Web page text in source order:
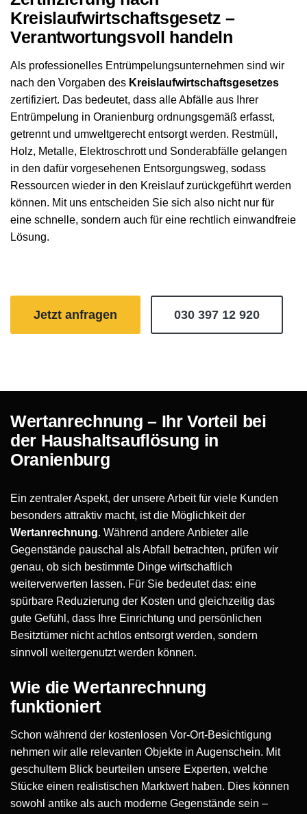
Kreislaufwirtschaftsgesetz –
Verantwortungsvoll handeln
Als professionelles Entrümpelungsunternehmen sind wir
nach den Vorgaben des Kreislaufwirtschaftsgesetzes
zertifiziert. Das bedeutet, dass alle Abfälle aus Ihrer
Entrümpelung in Oranienburg ordnungsgemäß erfasst,
getrennt und umweltgerecht entsorgt werden. Restmüll,
Holz, Metalle, Elektroschrott und Sonderabfälle gelangen
in den dafür vorgesehenen Entsorgungsweg, sodass
Ressourcen wieder in den Kreislauf zurückgeführt werden
können. Mit uns entscheiden Sie sich also nicht nur für
eine schnelle, sondern auch für eine rechtlich einwandfreie
Lösung.
Jetzt anfragen 030 397 12 920
Wertanrechnung – Ihr Vorteil bei
der Haushaltsauflösung in
Oranienburg
Ein zentraler Aspekt, der unsere Arbeit für viele Kunden
besonders attraktiv macht, ist die Möglichkeit der
Wertanrechnung. Während andere Anbieter alle
Gegenstände pauschal als Abfall betrachten, prüfen wir
genau, ob sich bestimmte Dinge wirtschaftlich
weiterverwerten lassen. Für Sie bedeutet das: eine
spürbare Reduzierung der Kosten und gleichzeitig das
gute Gefühl, dass Ihre Einrichtung und persönlichen
Besitztümer nicht achtlos entsorgt werden, sondern
sinnvoll weitergenutzt werden können.
Wie die Wertanrechnung
funktioniert
Schon während der kostenlosen Vor-Ort-Besichtigung
nehmen wir alle relevanten Objekte in Augenschein. Mit
geschultem Blick beurteilen unsere Experten, welche
Stücke einen realistischen Marktwert haben. Dies können
sowohl antike als auch moderne Gegenstände sein –